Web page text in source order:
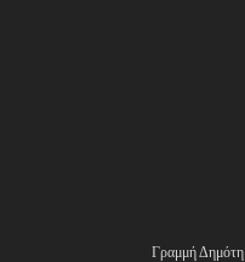
Γραμμή Δημότη